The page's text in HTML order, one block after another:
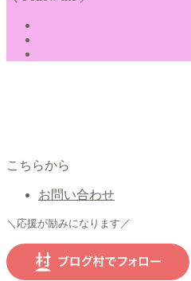
こちらから
お問い合わせ
＼応援が励みになります／